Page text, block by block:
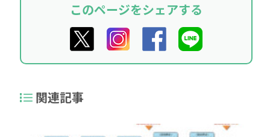
このページをシェアする
関連記事